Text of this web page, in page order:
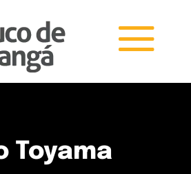
Toyama